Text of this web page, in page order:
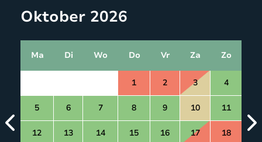
Oktober 2026
Ma Di Wo Do Vr Za Zo
1 2 3 4
5 6 7 8 9 10 11
12 13 14 15 16 17 18